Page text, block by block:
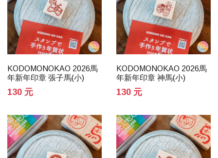
KODOMONOKAO 2026馬
年新年印章 張子馬(小)
130 元
KODOMONOKAO 2026馬
年新年印章 神馬(小)
130 元